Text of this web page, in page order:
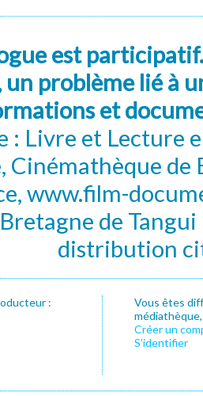
est
problème lié à
et
: Livre et Lecture
Cinémathèque de
www.film-
de
distribution
:
Vous êtes
Créer un
S’identifier